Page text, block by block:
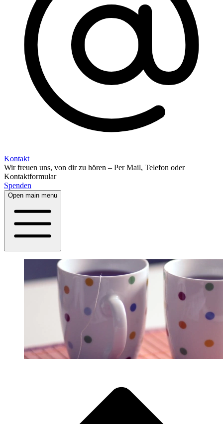
Kontakt
Wir freuen uns, von dir zu hören – Per Mail, Telefon oder
Kontaktformular
Spenden
Open main menu